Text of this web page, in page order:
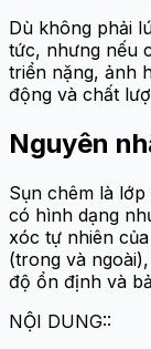
Dù không phải
tức, nhưng nếu
triển nặng, ảnh
động và chất
Nguyên
Sụn chêm là
có hình dạng
xóc tự nhiên
(trong và
độ ổn định và
NỘI DUNG::